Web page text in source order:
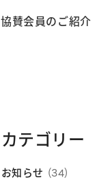
協賛会員のご紹介
カテゴリー
お知らせ (34)